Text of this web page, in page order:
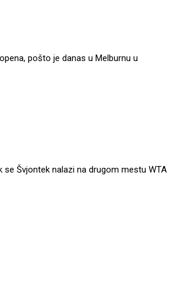
pošto je danas u Melburnu u
Švjontek nalazi na drugom mestu WTA